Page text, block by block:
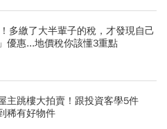
多繳了大半輩子的稅，才發現自己
優惠...地價稅你該懂3重點
主跳樓大拍賣！跟投資客學5件
稀有好物件